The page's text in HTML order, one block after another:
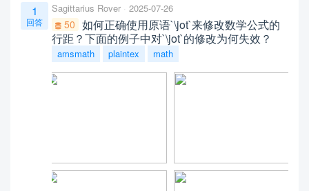
1
回答
Sagittarius Rover 2025-07-26
50 如何正确使用原语`\jot`来修改数学公式的
行距？下面的例子中对`\jot`的修改为何失效？
amsmath plaintex math